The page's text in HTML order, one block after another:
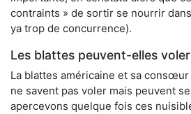
contraints » de sortir se nourrir
ya trop de concurrence).
Les blattes peuvent-elles
La blattes américaine et sa
ne savent pas voler mais peuvent
apercevons quelque fois ces